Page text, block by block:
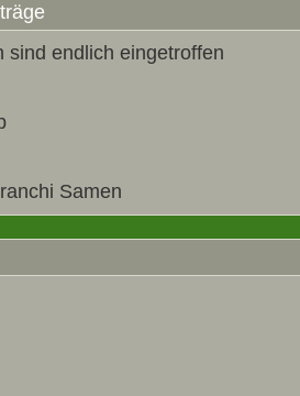
sind endlich eingetroffen
Samen